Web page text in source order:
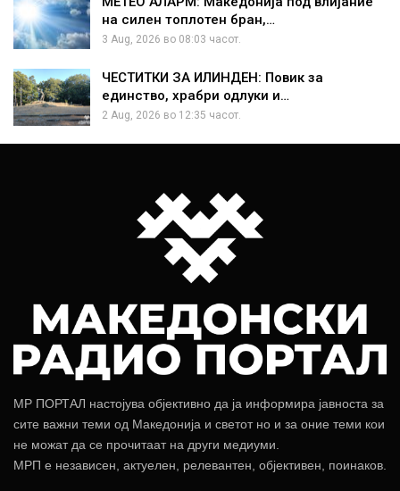
на силен топлотен бран,…
3 Aug, 2026 во 08:03 часот.
ЧЕСТИТКИ ЗА ИЛИНДЕН: Повик за
единство, храбри одлуки и…
2 Aug, 2026 во 12:35 часот.
МР ПОРТАЛ настојува објективно да ја информира јавноста за
сите важни теми од Македонија и светот но и за оние теми кои
не можат да се прочитаат на други медиуми.
МРП е независен, актуелен, релевантен, објективен, поинаков.